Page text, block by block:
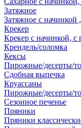
Затяжное
Затяжное с начинкой
Крекер
Крекер с начинкой, с
Крендель/соломка
Кексы
Пирожные/десерты/
Сдобная выпечка
Круассаны
Пирожные/десерты/
Сезонное печенье
Пряники
Пряники